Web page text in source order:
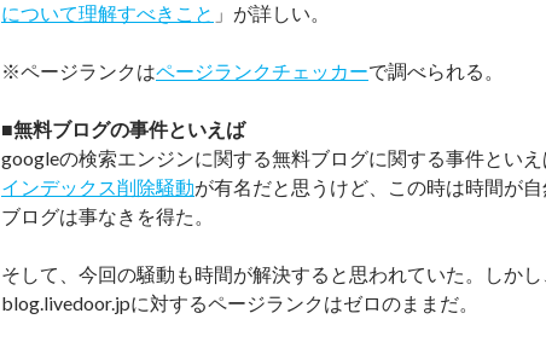
について理解すべきこと 」が詳しい。
※ページランクはページランクチェッカーで調べられる。
■無料ブログの事件といえば
googleの検索エンジンに関する無料ブログに関する事件といえ
インデックス削除騒動が有名だと思うけど、この時は時間が
ブログは事なきを得た。
そして、今回の騒動も時間が解決すると思われていた。しか
blog.livedoor.jpに対するページランクはゼロのままだ。